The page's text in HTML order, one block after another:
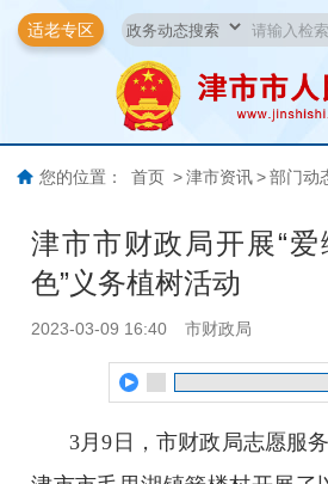
适老专区
您的位置： 首页 > 津市资讯 > 部门动
津市市财政局开展“
色”义务植树活动
2023-03-09 16:40 市财政局
3月9日，市财政局志愿服